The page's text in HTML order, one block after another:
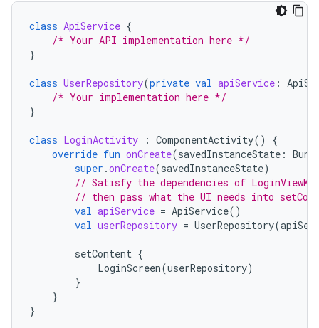
class ApiService {
/* Your API implementation here */
}
class UserRepository(private val apiService :
/* Your implementation here */
}
class LoginActivity : ComponentActivity()
{
override fun onCreate(savedInstanceState :
super .onCreate(savedInstanceState)
// Satisfy the dependencies of
// then pass what the UI needs into
val apiService = ApiService()
val userRepository = UserRepository(
setContent {
LoginScreen(userRepository)
}
}
}